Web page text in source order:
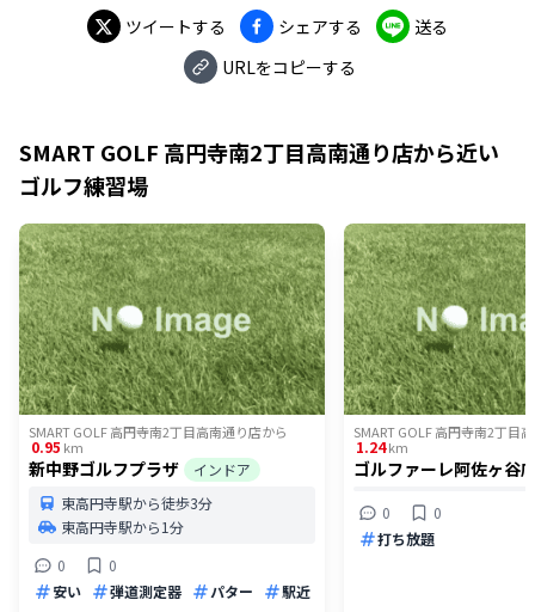
ツイートする シェアする
送る
URLをコピーする
SMART GOLF 高円寺南2丁目高南通り店から近い
ゴルフ練習場
SMART GOLF 高円寺南2丁目高南通り店から
0.95 km
新中野ゴルフプラザ
インドア
東高円寺駅から徒歩3分
東高円寺駅から1分
0
0
安い
弾道測定器 パター 駅近
SMART GOLF 高円寺南2丁目
1.24km
ゴルファーレ阿佐ヶ谷
0
0
打ち放題